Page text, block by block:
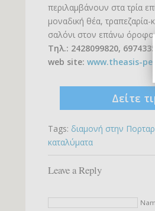
περιλαμβάνουν στα τρία
μοναδική θέα, τραπεζαρία-
σαλόνι στον επάνω
Tηλ.: 2428099820,
web site: www.theasis-
Δείτε
Tags: διαμονή στην
καταλύματα
Leave a Reply